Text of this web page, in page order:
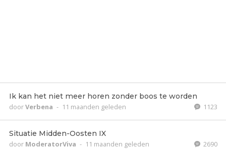
Ik kan het niet meer horen zonder boos te worden
doorVerbena - 11 maanden geleden 1123
Situatie Midden-Oosten IX
door ModeratorViva - 11 maanden geleden 2690